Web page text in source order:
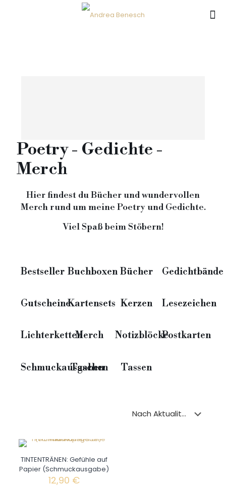
Poetry - Gedichte -
Merch
Hier findest du Bücher und wundervollen
Merch rund um meine Poetry und Gedichte.
Viel Spaß beim Stöbern!
Bestseller Buchboxen Bücher Gedichtbände
GutscheineKartensets Kerzen Lesezeichen
LichterkettenMerch NotizblöckePostkarten
Schmuckausgaben
Taschen Tassen
TINTENTRÄNEN: Gefühle auf
Papier (Schmuckausgabe)
12,90 €